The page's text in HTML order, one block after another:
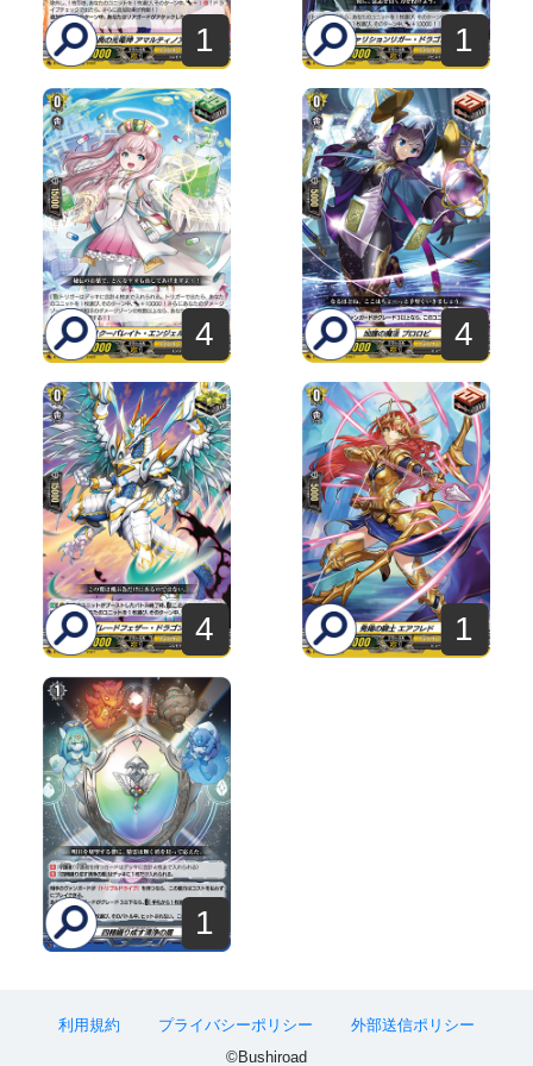
1 1
4 4
4 1
1
利用規約 プライバシーポリシー
外部送信ポリシー
©Bushiroad